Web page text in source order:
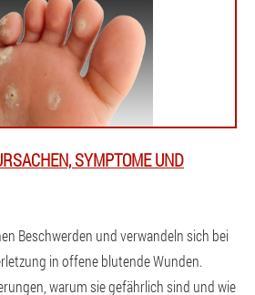
SYMPTOME UND
Beschwerden und verwandeln sich bei
in offene blutende Wunden.
warum sie gefährlich sind und wie